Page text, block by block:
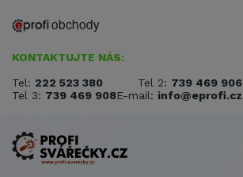
KONTAKTUJTE NÁS:
Tel: 222 523 380 Tel 2: 739 469 906
Tel 3: 739 469 908E-mail: info@eprofi.cz